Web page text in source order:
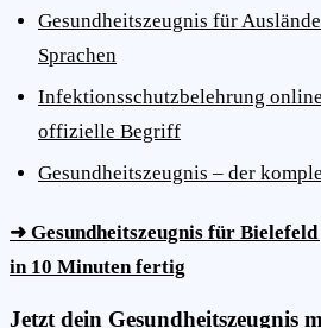
Gesundheitszeugnis für
Sprachen
Infektionsschutzbelehrung
offizielle Begriff
Gesundheitszeugnis – der
➜ Gesundheitszeugnis für
in 10 Minuten fertig
Jetzt dein Gesundheitszeugnis